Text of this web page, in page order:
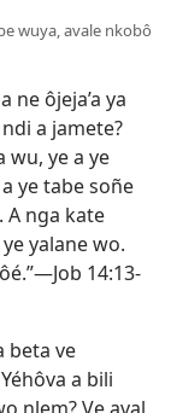
wuya, avale nkobô
ne ôjeja’a ya
a jamete?
wu, ye a ye
a ye tabe soñe
A nga kate
yalane wo.
Job 14:13-
beta ve
a bili
nlem? Ve aval